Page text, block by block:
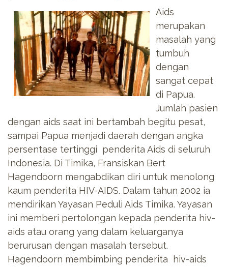
Aids
merupakan
masalah yang
tumbuh
dengan
sangat cepat
di Papua.
Jumlah pasien
dengan aids saat ini bertambah begitu pesat,
sampai Papua menjadi daerah dengan angka
persentase tertinggi penderita Aids di seluruh
Indonesia. Di Timika, Fransiskan Bert
Hagendoorn mengabdikan diri untuk menolong
kaum penderita HIV-AIDS. Dalam tahun 2002 ia
mendirikan Yayasan Peduli Aids Timika. Yayasan
ini memberi pertolongan kepada penderita hiv-
aids atau orang yang dalam keluarganya
berurusan dengan masalah tersebut.
Hagendoorn membimbing penderita hiv-aids